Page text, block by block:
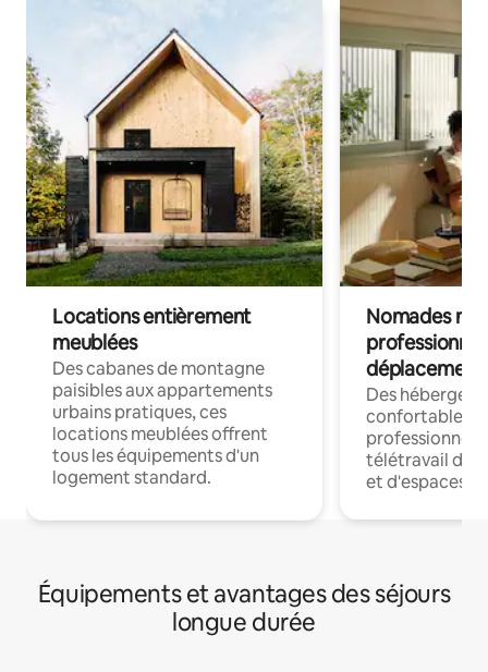
Locations entièrement
meublées
Des cabanes de montagne
paisibles aux appartements
urbains pratiques, ces
locations meublées offrent
tous les équipements d'un
logement standard.
Nomades
déplacement
Des
confortables
professionnels
télétravail
et d'espaces
Équipements et avantages des séjours
longue durée